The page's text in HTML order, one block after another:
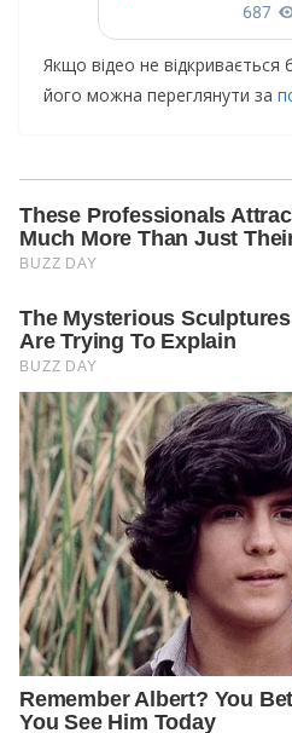
Якщо відео не відкривається
його можна переглянути за